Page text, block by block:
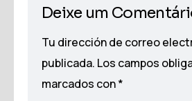
Deixe um
Tu dirección de correo
publicada. Los campos
marcados con*